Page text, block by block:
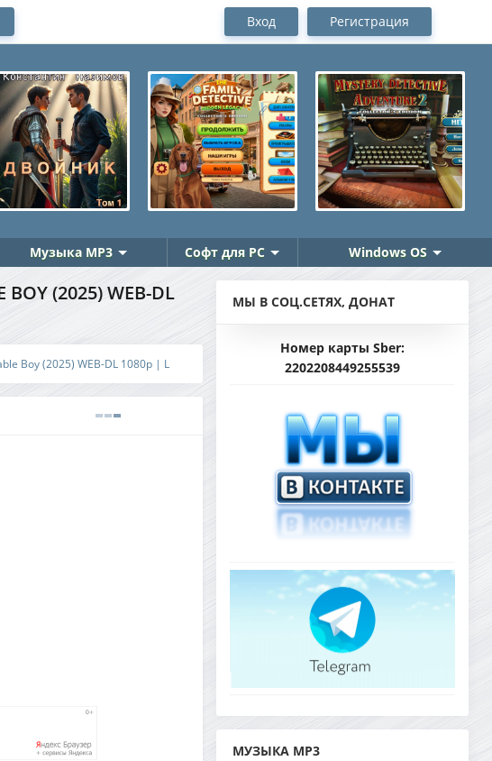
Вход Регистрация
Музыка MP3 Софт для PC Windows OS
(2025) WEB-DL
Boy (2025) WEB-DL 1080p | L
МЫ В СОЦ.СЕТЯХ, ДОНАТ
Номер карты Sber:
2202208449255539
МУЗЫКА MP3